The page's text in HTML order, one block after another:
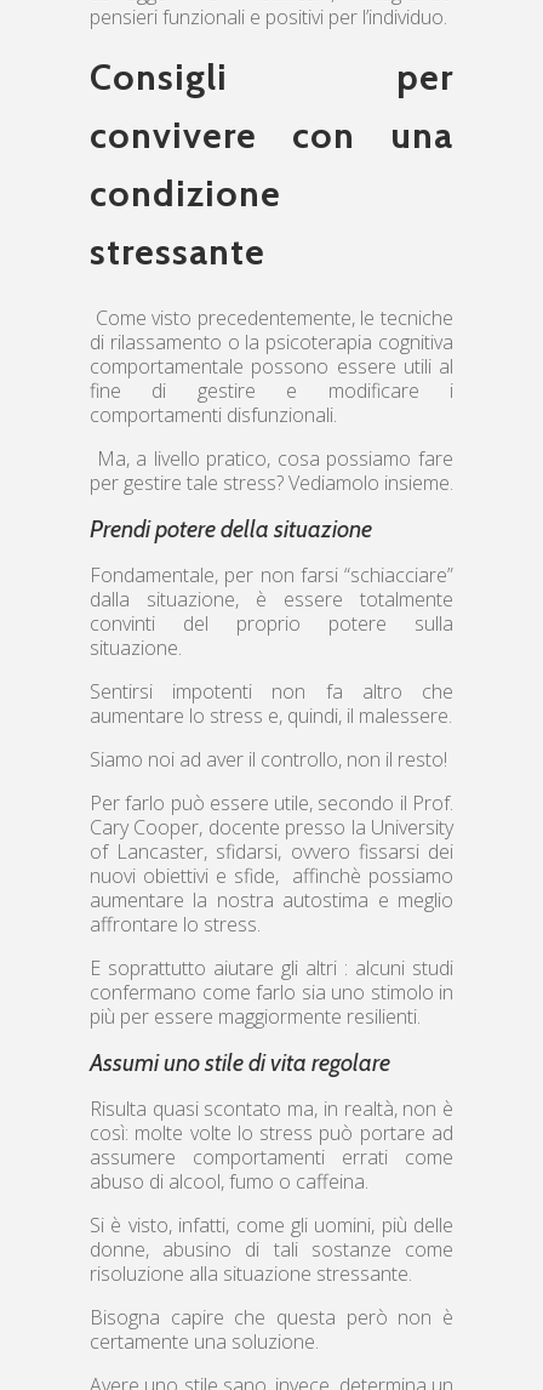
pensieri funzionali e positivi per l’individuo.
Consigli per
convivere con una
condizione
stressante
Come visto precedentemente, le tecniche
di rilassamento o la psicoterapia cognitiva
comportamentale possono essere utili al
fine di gestire e modificare i
comportamenti disfunzionali.
Ma, a livello pratico, cosa possiamo fare
per gestire tale stress? Vediamolo insieme.
Prendi potere della situazione
Fondamentale, per non farsi “schiacciare”
dalla situazione, è essere totalmente
convinti del proprio potere sulla
situazione.
Sentirsi impotenti non fa altro che
aumentare lo stress e, quindi, il malessere.
Siamo noi ad aver il controllo, non il resto!
Per farlo può essere utile, secondo il Prof.
Cary Cooper, docente presso la University
of Lancaster, sfidarsi, ovvero fissarsi dei
nuovi obiettivi e sfide, affinchè possiamo
aumentare la nostra autostima e meglio
affrontare lo stress.
E soprattutto aiutare gli altri : alcuni studi
confermano come farlo sia uno stimolo in
più per essere maggiormente resilienti.
Assumi uno stile di vita regolare
Risulta quasi scontato ma, in realtà, non è
così: molte volte lo stress può portare ad
assumere comportamenti errati come
abuso di alcool, fumo o caffeina.
Si è visto, infatti, come gli uomini, più delle
donne, abusino di tali sostanze come
risoluzione alla situazione stressante.
Bisogna capire che questa però non è
certamente una soluzione.